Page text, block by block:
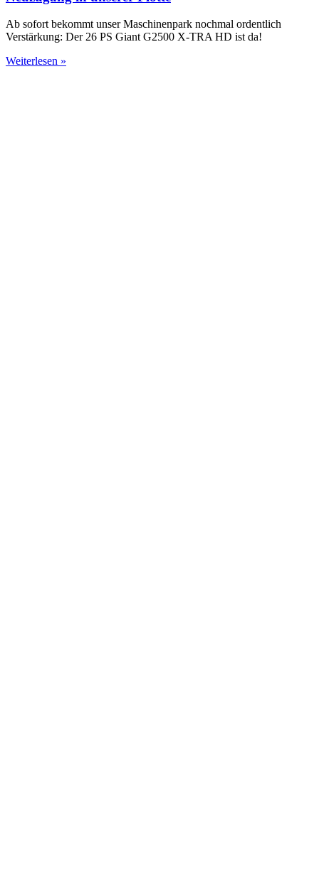
Ab sofort bekommt unser Maschinenpark nochmal ordentlich
Verstärkung: Der 26 PS Giant G2500 X-TRA HD ist da!
Weiterlesen »